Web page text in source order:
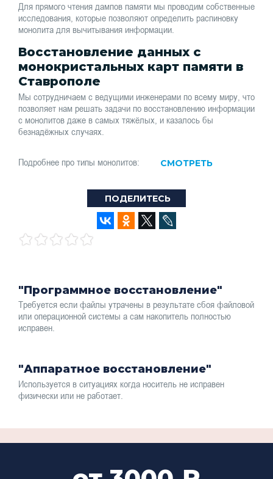
Для прямого чтения дампов памяти мы проводим собственные
исследования, которые позволяют определить распиновку
монолита для вычитывания информации.
Восстановление данных с
монокристальных карт памяти в
Ставрополе
Мы сотрудничаем с ведущими инженерами по всему миру, что
позволяет нам решать задачи по восстановлению информации
с монолитов даже в самых тяжёлых, и казалось бы
безнадёжных случаях.
Подробнее про типы монолитов: СМОТРЕТЬ
ПОДЕЛИТЕСЬ
"Программное восстановление"
Требуется если файлы утрачены в результате сбоя файловой
или операционной системы а сам накопитель полностью
исправен.
"Аппаратное восстановление"
Используется в ситуациях когда носитель не исправен
физически или не работает.